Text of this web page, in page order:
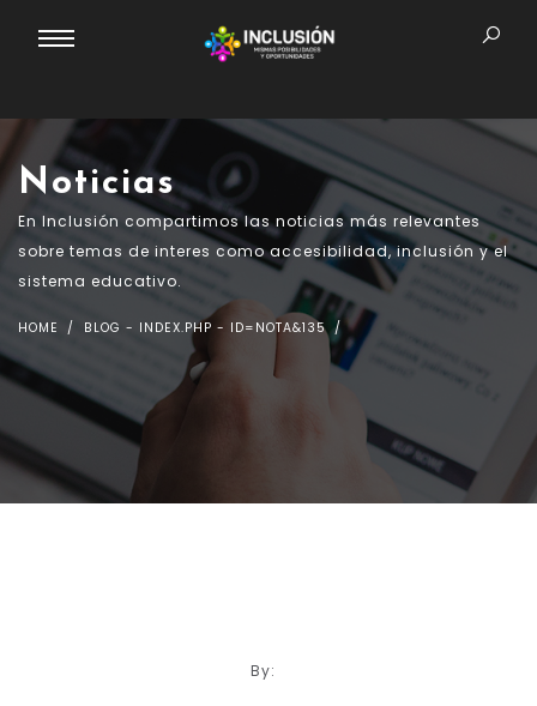
Noticias
En Inclusión compartimos las noticias más relevantes
sobre temas de interes como accesibilidad, inclusión y el
sistema educativo.
HOME BLOG - INDEX.PHP - ID=NOTA&135
By: